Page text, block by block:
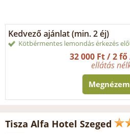
Kedvező ajánlat (min. 2 éj)
Kötbérmentes lemondás érkezés
32 000 Ft / 2
ellátás
Tisza Alfa Hotel Szeged